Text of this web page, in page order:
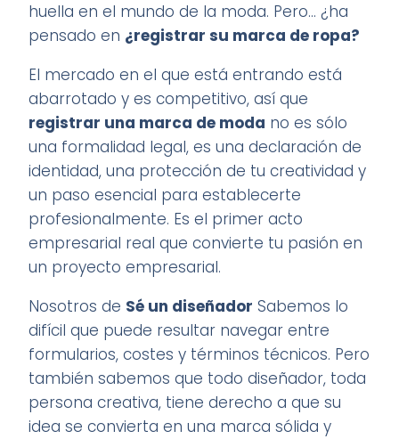
huella en el mundo de la moda. Pero... ¿ha
pensado en ¿registrar su marca de ropa?
El mercado en el que está entrando está
abarrotado y es competitivo, así que
registrar una marca de moda no es sólo
una formalidad legal, es una declaración de
identidad, una protección de tu creatividad y
un paso esencial para establecerte
profesionalmente. Es el primer acto
empresarial real que convierte tu pasión en
un proyecto empresarial.
Nosotros de Sé un diseñador Sabemos lo
difícil que puede resultar navegar entre
formularios, costes y términos técnicos. Pero
también sabemos que todo diseñador, toda
persona creativa, tiene derecho a que su
idea se convierta en una marca sólida y